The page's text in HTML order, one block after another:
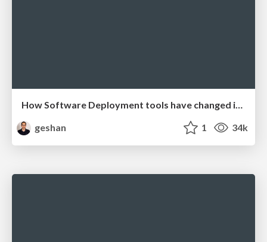
How Software Deployment tools have changed in the past 20 years
geshan
1 34k